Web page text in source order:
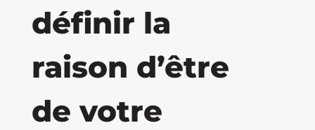
définir la
raison d’être
de votre